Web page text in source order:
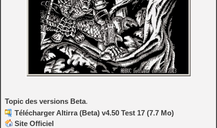
Topic des versions Beta.
Télécharger Altirra (Beta) v4.50 Test 17 (7.7 Mo)
Site Officiel